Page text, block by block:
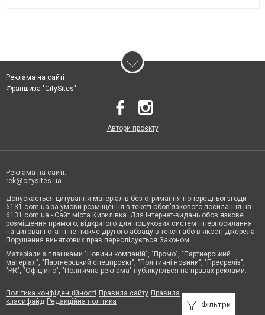
Фільтри
Реклама на сайті
Франшиза "CitySites"
Автори проєкту
Реклама на сайті:
rek@citysites.ua
Допускається цитування матеріалів без отримання попередньої згоди
6131.com.ua за умови розміщення в тексті обов'язкового посилання на
6131.com.ua - Сайт міста Кирилівка. Для інтернет-видань обов'язкове
розміщення прямого, відкритого для пошукових систем гіперпосилання
на цитовані статті не нижче другого абзацу в тексті або в якості джерела.
Порушення виняткових прав переслідується Законом.
Матеріали з плашками "Новини компаній", "Промо", "Партнерський
матеріал", "Партнерський спецпроєкт", "Політичні новини", "Пресреліз",
"PR", "Офіційно", "Політична реклама" публікуються на правах реклами.
Політика конфіденційності Правила сайту Правила
класифайд Редакційна політика